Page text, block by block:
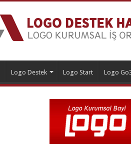
Logo Destek Logo Start Logo